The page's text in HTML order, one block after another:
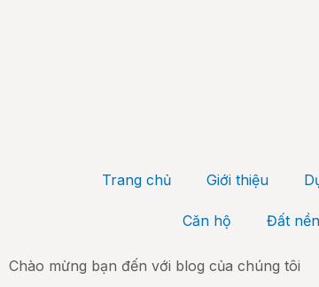
Trang chủ Giới thiệu
Căn hộ Đất nền
Chào mừng bạn đến với blog của chúng tôi